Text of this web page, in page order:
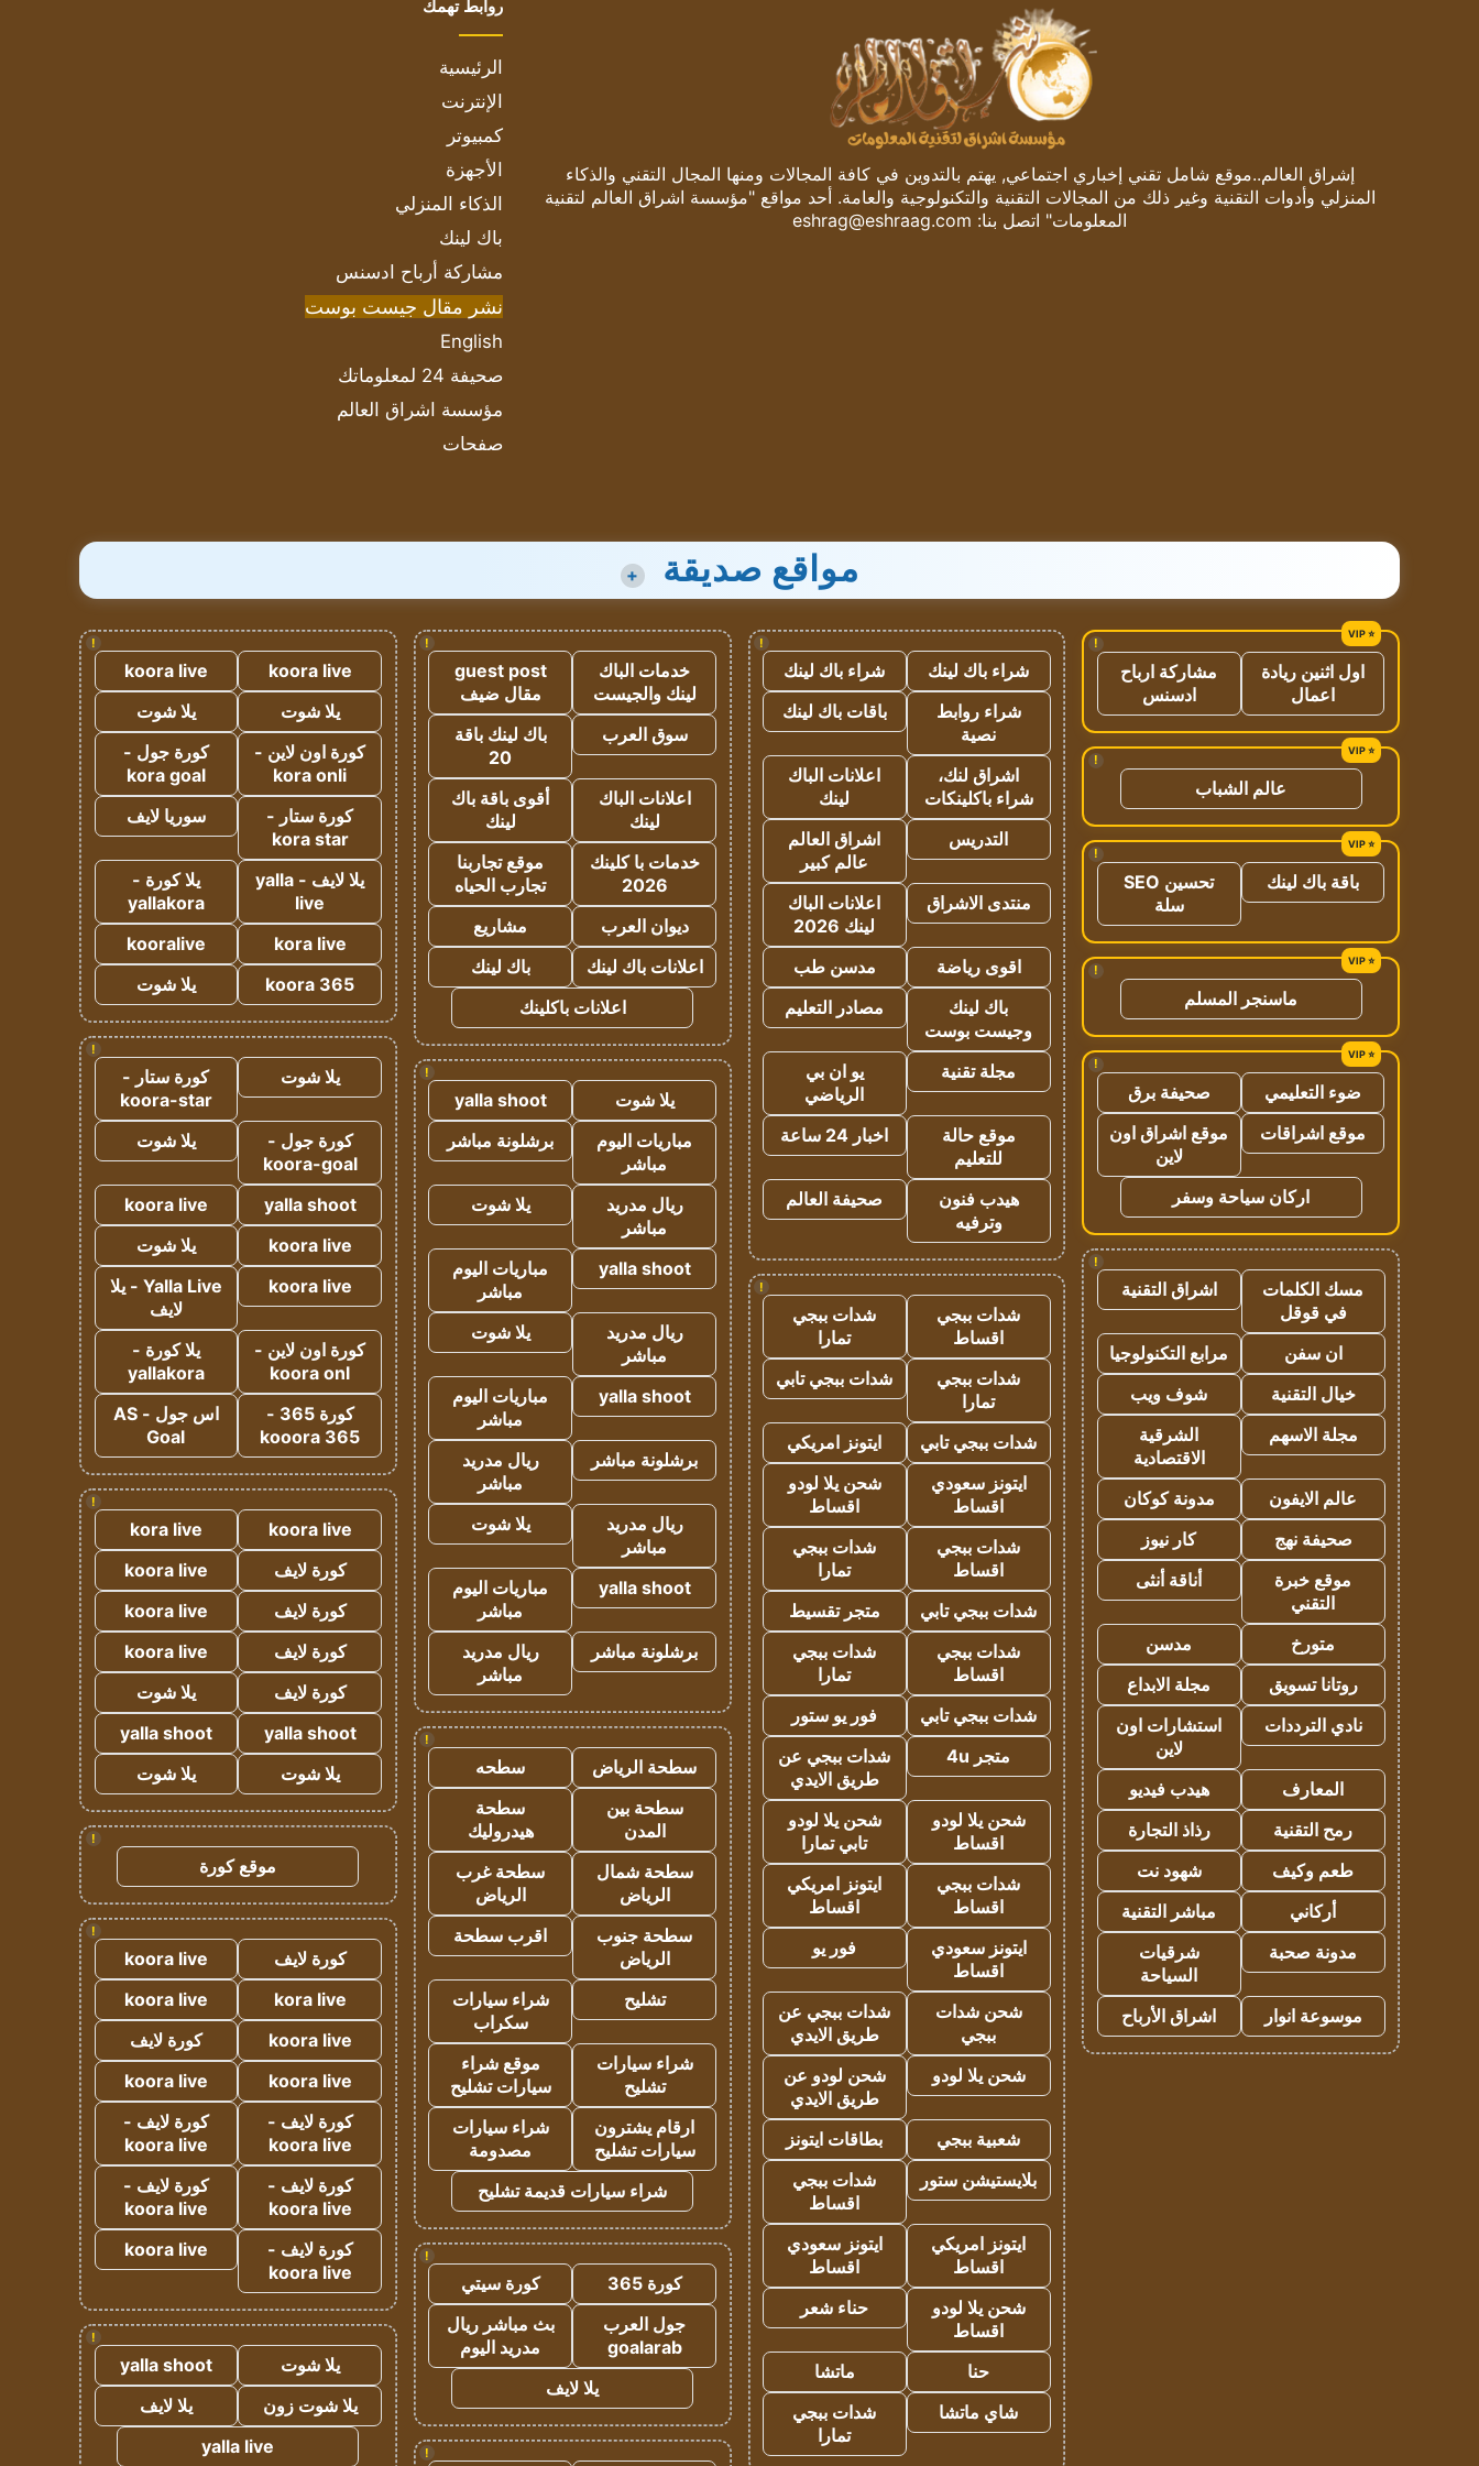
إشراق العالم..موقع شامل تقني إخباري اجتماعي, يهتم بالتدوين في كافة المجالات ومنها المجال التقني والذكاء
المنزلي وأدوات التقنية وغير ذلك من المجالات التقنية والتكنولوجية والعامة. أحد مواقع "مؤسسة اشراق العالم لتقنية
المعلومات" اتصل بنا: eshrag@eshraag.com
روابط تهمك
الرئيسية
الإنترنت
كمبيوتر
الأجهزة
الذكاء المنزلي
باك لينك
مشاركة أرباح ادسنس
نشر مقال جيست بوست
English
صحيفة 24 لمعلوماتك
مؤسسة اشراق العالم
صفحات
مواقع صديقة +
!
اول اثنين ريادة
اعمال
مشاركة ارباح
ادسنس
!
عالم الشباب
!
باقة باك لينك
تحسين SEO
سلة
!
ماسنجر المسلم
!
ضوء التعليمي
صحيفة برق
موقع اشراقات
موقع اشراق اون
لاين
اركان سياحة وسفر
!
مسك الكلمات
في قوقل
اشراق التقنية
ان سفن
مرابع التكنولوجيا
خيال التقنية
شوف ويب
مجلة الاسهم
الشرقية
الاقتصادية
عالم الايفون
مدونة كوكان
صحيفة نهج
كار نيوز
موقع خبرة
التقني
أناقة أنثى
متورخ
مدسن
روتانا تسويق
مجلة الابداع
نادي الترددات
استشارات اون
لاين
المعارف
هيدب فيديو
رمح التقنية
رذاذ التجارة
طعم وكيف
شهود نت
أركاني
مباشر التقنية
مدونة صحبة
شرقيات
السياحة
موسوعة انوار
اشراق الأرباح
!
شراء باك لينك
شراء باك لينك
شراء روابط
نصية
باقات باك لينك
اشراق لنك،
شراء باكلينكات
اعلانات الباك
لينك
التدريس
اشراق العالم
عالم كبير
منتدى الاشراق
اعلانات الباك
لينك 2026
اقوى رياضة
مدسن طب
باك لينك
وجيست بوست
مصادر التعليم
مجلة تقنية
يو ان بي
الرياضي
موقع حالة
للتعليم
اخبار 24 ساعة
هيدب فنون
وترفيه
صحيفة العالم
!
شدات ببجي
اقساط
شدات ببجي
تمارا
شدات ببجي
تمارا
شدات ببجي تابي
شدات ببجي تابي
ايتونز امريكي
ايتونز سعودي
اقساط
شحن يلا لودو
اقساط
شدات ببجي
اقساط
شدات ببجي
تمارا
شدات ببجي تابي
متجر تقسيط
شدات ببجي
اقساط
شدات ببجي
تمارا
شدات ببجي تابي
فور يو ستور
متجر 4u
شدات ببجي عن
طريق الايدي
شحن يلا لودو
اقساط
شحن يلا لودو
تابي تمارا
شدات ببجي
اقساط
ايتونز امريكي
اقساط
ايتونز سعودي
اقساط
فور يو
شحن شدات
ببجي
شدات ببجي عن
طريق الايدي
شحن يلا لودو
شحن لودو عن
طريق الايدي
شعبية ببجي
بطاقات ايتونز
بلايستيشن ستور
شدات ببجي
اقساط
ايتونز امريكي
اقساط
ايتونز سعودي
اقساط
شحن يلا لودو
اقساط
حناء شعر
حنا
ماتشا
شاي ماتشا
شدات ببجي
تمارا
!
خدمات الباك
لينك والجيست
guest post
مقال ضيف
سوق العرب
باك لينك باقة
20
اعلانات الباك
لينك
أقوى باقة باك
لينك
خدمات با كلينك
2026
موقع تجاربنا
تجارب الحياه
ديوان العرب
مشاريع
اعلانات باك لينك
باك لينك
اعلانات باكلينك
!
يلا شوت
yalla shoot
مباريات اليوم
مباشر
برشلونة مباشر
ريال مدريد
مباشر
يلا شوت
yalla shoot
مباريات اليوم
مباشر
ريال مدريد
مباشر
يلا شوت
yalla shoot
مباريات اليوم
مباشر
برشلونة مباشر
ريال مدريد
مباشر
ريال مدريد
مباشر
يلا شوت
yalla shoot
مباريات اليوم
مباشر
برشلونة مباشر
ريال مدريد
مباشر
!
سطحة الرياض
سطحه
سطحة بين
المدن
سطحة
هيدروليك
سطحة شمال
الرياض
سطحة غرب
الرياض
سطحة جنوب
الرياض
اقرب سطحة
تشليح
شراء سيارات
سكراب
شراء سيارات
تشليح
موقع شراء
سيارات تشليح
ارقام يشترون
سيارات تشليح
شراء سيارات
مصدومة
شراء سيارات قديمة تشليح
!
كورة 365
كورة سيتي
جول العرب
goalarab
بث مباشر ريال
مدريد اليوم
يلا لايف
!
!
koora live
koora live
يلا شوت
يلا شوت
كورة اون لاين -
kora onli
كورة جول -
kora goal
كورة ستار -
kora star
سوريا لايف
يلا لايف - yalla
live
يلا كورة -
yallakora
kora live
kooralive
koora 365
يلا شوت
!
يلا شوت
كورة ستار -
koora-star
كورة جول -
koora-goal
يلا شوت
yalla shoot
koora live
koora live
يلا شوت
koora live
Yalla Live - يلا
لايف
كورة اون لاين -
koora onl
يلا كورة -
yallakora
كورة 365 -
kooora 365
اس جول - AS
Goal
!
koora live
kora live
كورة لايف
koora live
كورة لايف
koora live
كورة لايف
koora live
كورة لايف
يلا شوت
yalla shoot
yalla shoot
يلا شوت
يلا شوت
!
موقع كورة
!
كورة لايف
koora live
kora live
koora live
koora live
كورة لايف
koora live
koora live
كورة لايف -
koora live
كورة لايف -
koora live
كورة لايف -
koora live
كورة لايف -
koora live
كورة لايف -
koora live
koora live
!
يلا شوت
yalla shoot
يلا شوت زون
يلا لايف
yalla live